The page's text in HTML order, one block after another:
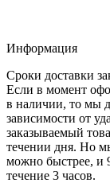
Информация
Сроки доставки
Если в момент
в наличии, то мы
зависимости от
заказываемый
течении дня. Но
можно быстрее, и
течение 3 часов.